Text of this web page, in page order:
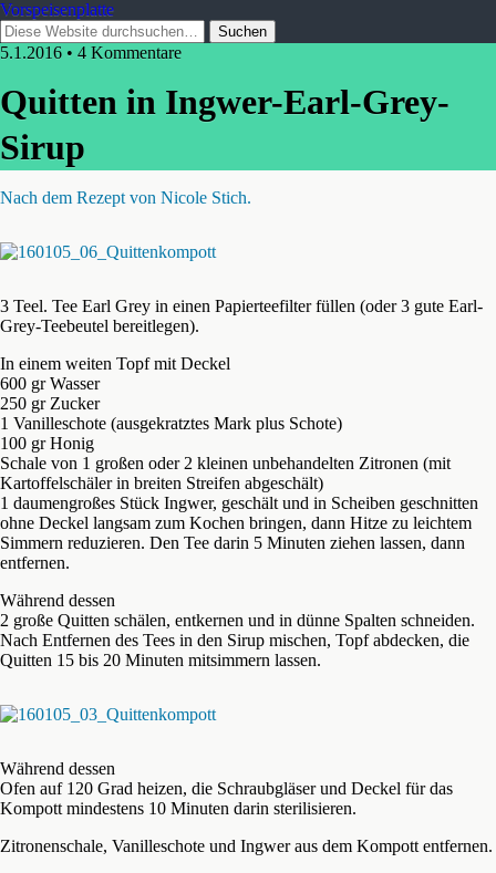
Vorspeisenplatte
5.1.2016 • 4 Kommentare
Quitten in Ingwer-Earl-Grey-
Sirup
Nach dem Rezept von Nicole Stich.
3 Teel. Tee Earl Grey in einen Papierteefilter füllen (oder 3 gute Earl-
Grey-Teebeutel bereitlegen).
In einem weiten Topf mit Deckel
600 gr Wasser
250 gr Zucker
1 Vanilleschote (ausgekratztes Mark plus Schote)
100 gr Honig
Schale von 1 großen oder 2 kleinen unbehandelten Zitronen (mit
Kartoffelschäler in breiten Streifen abgeschält)
1 daumengroßes Stück Ingwer, geschält und in Scheiben geschnitten
ohne Deckel langsam zum Kochen bringen, dann Hitze zu leichtem
Simmern reduzieren. Den Tee darin 5 Minuten ziehen lassen, dann
entfernen.
Während dessen
2 große Quitten schälen, entkernen und in dünne Spalten schneiden.
Nach Entfernen des Tees in den Sirup mischen, Topf abdecken, die
Quitten 15 bis 20 Minuten mitsimmern lassen.
Während dessen
Ofen auf 120 Grad heizen, die Schraubgläser und Deckel für das
Kompott mindestens 10 Minuten darin sterilisieren.
Zitronenschale, Vanilleschote und Ingwer aus dem Kompott entfernen.